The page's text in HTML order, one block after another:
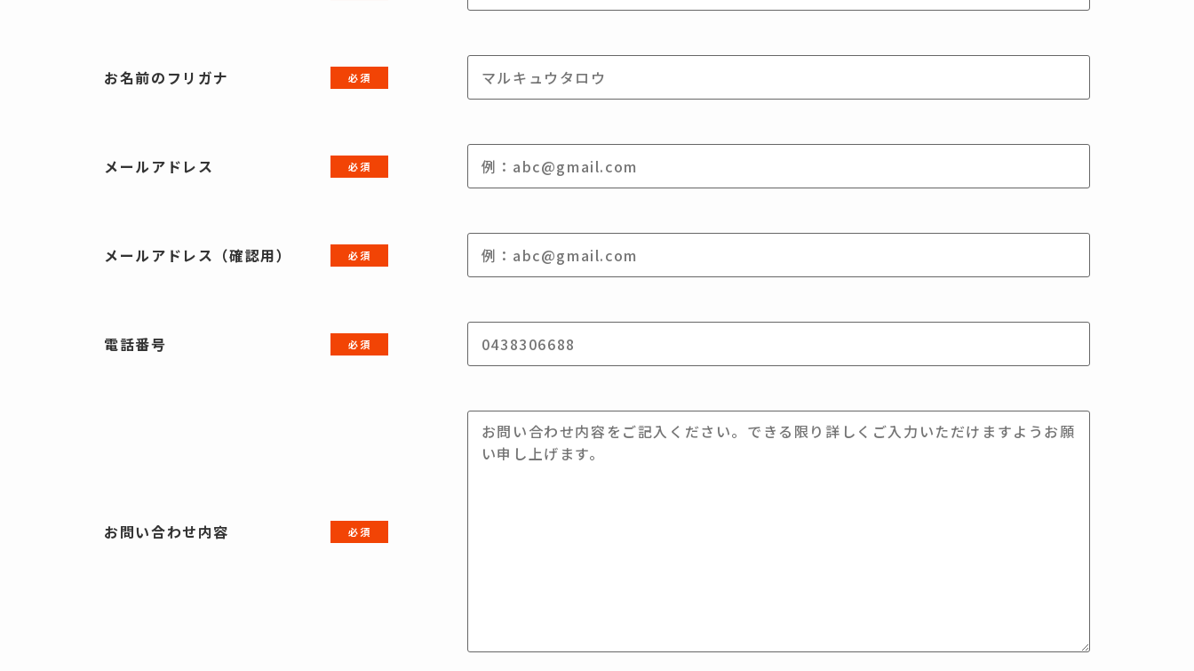
お名前のフリガナ
メールアドレス
メールアドレス（確認用）
電話番号
お問い合わせ内容